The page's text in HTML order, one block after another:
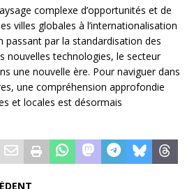
complexe d’opportunités et de
villes globales à l’internationalisation
passant par la standardisation des
nouvelles technologies, le secteur
une nouvelle ère. Pour naviguer dans
une compréhension approfondie
et locales est désormais